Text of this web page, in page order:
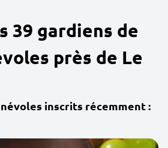
39 gardiens de
près de Le
inscrits récemment :